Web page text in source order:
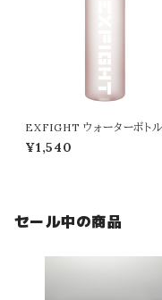
EXFIGHT ウォーターボトル
0ml】／ピンク
¥1,540
セール中の商品